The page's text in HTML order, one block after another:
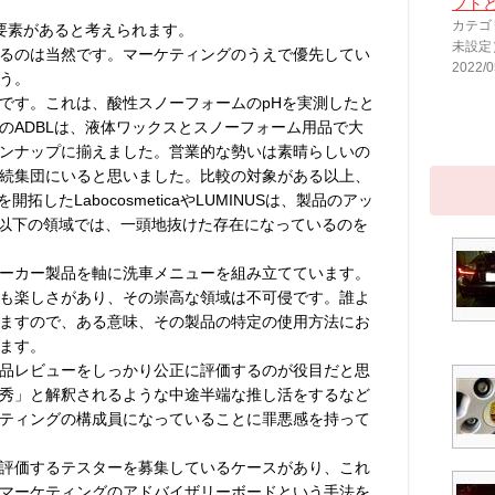
があると考えられます。
のは当然です。マーケティングのうえで優先してい
。
す。これは、酸性スノーフォームのpHを実測したと
ADBLは、液体ワックスとスノーフォーム用品で大
ナップに揃えました。営業的な勢いは素晴らしいの
集団にいると思いました。比較の対象がある以上、
開拓したLabocosmeticaやLUMINUSは、製品のアッ
下の領域では、一頭地抜けた存在になっているのを
カー製品を軸に洗車メニューを組み立てています。
楽しさがあり、その崇高な領域は不可侵です。誰よ
すので、ある意味、その製品の特定の使用方法にお
す。
レビューをしっかり公正に評価するのが役目だと思
」と解釈されるような中途半端な推し活をするなど
ィングの構成員になっていることに罪悪感を持って
価するテスターを募集しているケースがあり、これ
カテ
未設定
2022/